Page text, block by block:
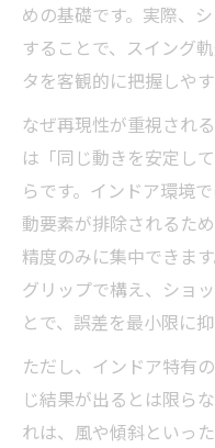
めの基礎です。実際、
することで、スイング
タを客観的に把握しやす
なぜ再現性が重視され
は「同じ動きを安定し
らです。インドア環境
動要素が排除されるた
精度のみに集中できま
グリップで構え、ショ
とで、誤差を最小限に
ただし、インドア特有
じ結果が出るとは限ら
れは、風や傾斜といっ